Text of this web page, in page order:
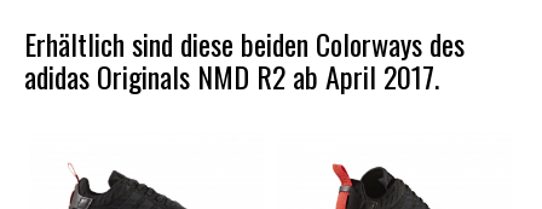
Erhältlich sind diese beiden Colorways des
adidas Originals NMD R2 ab April 2017.